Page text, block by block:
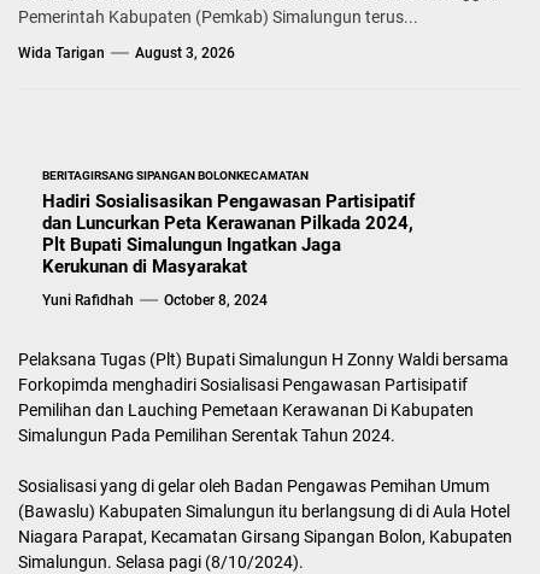
Pemerintah Kabupaten (Pemkab) Simalungun terus...
Wida Tarigan August 3, 2026
BERITAGIRSANG SIPANGAN BOLONKECAMATAN
Hadiri Sosialisasikan Pengawasan Partisipatif
dan Luncurkan Peta Kerawanan Pilkada 2024,
Plt Bupati Simalungun Ingatkan Jaga
Kerukunan di Masyarakat
Yuni Rafidhah October 8, 2024
Pelaksana Tugas (Plt) Bupati Simalungun H Zonny Waldi bersama
Forkopimda menghadiri Sosialisasi Pengawasan Partisipatif
Pemilihan dan Lauching Pemetaan Kerawanan Di Kabupaten
Simalungun Pada Pemilihan Serentak Tahun 2024.
Sosialisasi yang di gelar oleh Badan Pengawas Pemihan Umum
(Bawaslu) Kabupaten Simalungun itu berlangsung di di Aula Hotel
Niagara Parapat, Kecamatan Girsang Sipangan Bolon, Kabupaten
Simalungun. Selasa pagi (8/10/2024).